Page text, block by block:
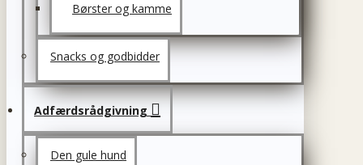
Børster og kamme
Snacks og godbidder
Adfærdsrådgivning
Den gule hund